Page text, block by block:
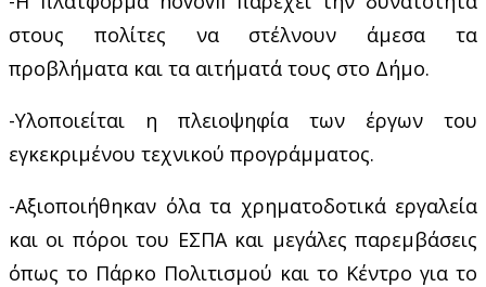
στους πολίτες να στέλνουν άμεσα τα
προβλήματα και τα αιτήματά τους στο Δήμο.
-Υλοποιείται η πλειοψηφία των έργων του
εγκεκριμένου τεχνικού προγράμματος.
-Αξιοποιήθηκαν όλα τα χρηματοδοτικά εργαλεία
και οι πόροι του ΕΣΠΑ και μεγάλες παρεμβάσεις
όπως το Πάρκο Πολιτισμού και το Κέντρο για το